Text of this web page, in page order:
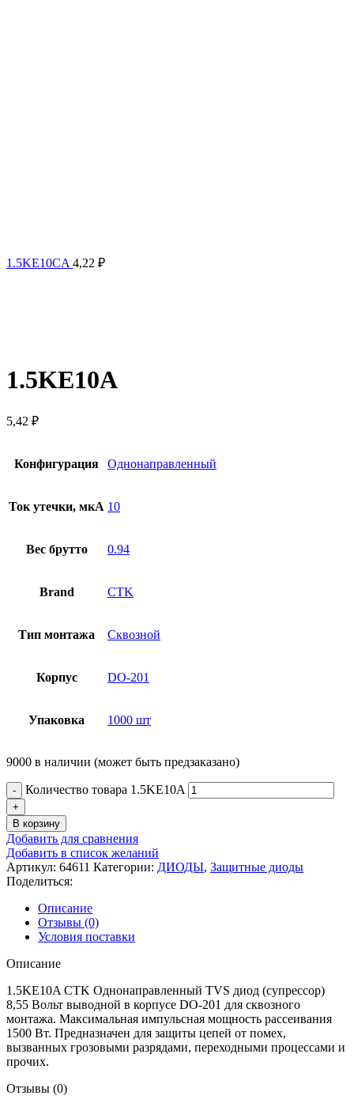
1.5KE10CA 4,22 ₽
1.5KE10A
5,42 ₽
Конфигурация Однонаправленный
Ток утечки, мкА 10
Вес брутто 0.94
Brand CTK
Тип монтажа Сквозной
Корпус DO-201
Упаковка 1000 шт
9000 в наличии (может быть предзаказано)
Количество товара 1.5KE10A
В корзину
Добавить для сравнения
Добавить в список желаний
Артикул: 64611 Категории: ДИОДЫ, Защитные диоды
Поделиться:
Описание
Отзывы (0)
Условия поставки
Описание
1.5KE10A CTK Однонаправленный TVS диод (супрессор)
8,55 Вольт выводной в корпусе DO-201 для сквозного
монтажа. Максимальная импульсная мощность рассеивания
1500 Вт. Предназначен для защиты цепей от помех,
вызванных грозовыми разрядами, переходными процессами и
прочих.
Отзывы (0)